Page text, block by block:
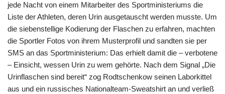
jede Nacht von einem Mitarbeiter des Sportministeriums die
Liste der Athleten, deren Urin ausgetauscht werden musste. Um
die siebenstellige Kodierung der Flaschen zu erfahren, machten
die Sportler Fotos von ihrem Musterprofil und sandten sie per
SMS an das Sportministerium: Das erhielt damit die – verbotene
– Einsicht, wessen Urin zu wem gehörte. Nach dem Signal „Die
Urinflaschen sind bereit“ zog Rodtschenkow seinen Laborkittel
aus und ein russisches Nationalteam-Sweatshirt an und verließ